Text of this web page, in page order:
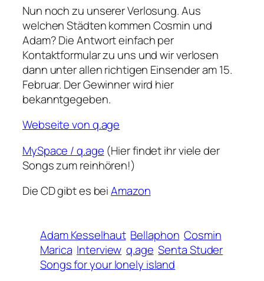
Nun noch zu unserer Verlosung. Aus
welchen Städten kommen Cosmin und
Adam? Die Antwort einfach per
Kontaktformular zu uns und wir verlosen
dann unter allen richtigen Einsender am 15.
Februar. Der Gewinner wird hier
bekanntgegeben.
Webseite von q.age
MySpace / q.age (Hier findet ihr viele der
Songs zum reinhören!)
Die CD gibt es beiAmazon
Adam Kesselhaut Bellaphon Cosmin
Marica Interview q.age Senta Studer
Songs for your lonely island